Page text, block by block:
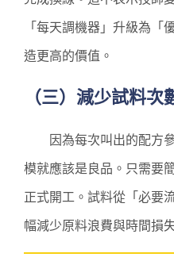
「每天調機器」升級為「
造更高的價值。
（三）減少試料次
因為每次叫出的配方參
模就應該是良品。只需要
正式開工。試料從「必要
幅減少原料浪費與時間損